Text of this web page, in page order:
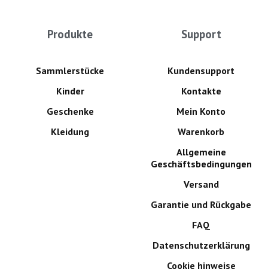
Produkte
Sammlerstücke
Kinder
Geschenke
Kleidung
Support
Kundensupport
Kontakte
Mein Konto
Warenkorb
Allgemeine
Geschäftsbedingungen
Versand
Garantie und Rückgabe
FAQ
Datenschutzerklärung
Cookie hinweise